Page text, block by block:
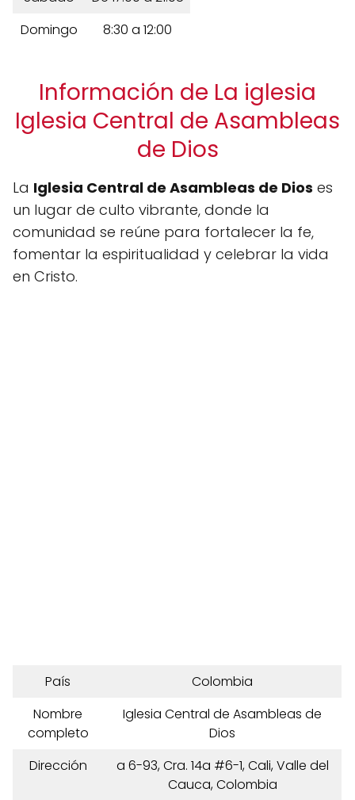
Domingo
8:30 a 12:00
Información de La iglesia
Iglesia Central de Asambleas
de Dios
La Iglesia Central de Asambleas de Dios es
un lugar de culto vibrante, donde la
comunidad se reúne para fortalecer la fe,
fomentar la espiritualidad y celebrar la vida
en Cristo.
País
Colombia
Nombre
completo
Iglesia Central de Asambleas de
Dios
Dirección
a 6-93, Cra. 14a #6-1, Cali, Valle del
Cauca, Colombia